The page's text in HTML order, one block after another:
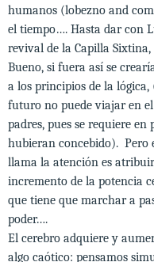
humanos (lobezno and
el tiempo…. Hasta dar con
revival de la Capilla Sixtina,
Bueno, si fuera así se
a los principios de la
futuro no puede viajar en
padres, pues se requiere
hubieran concebido). Pero
llama la atención es
incremento de la potencia
que tiene que marchar a
poder….
El cerebro adquiere y
algo caótico: pensamos